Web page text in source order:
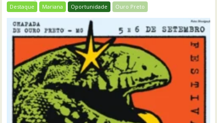
Destaque Mariana Oportunidade Ouro Preto